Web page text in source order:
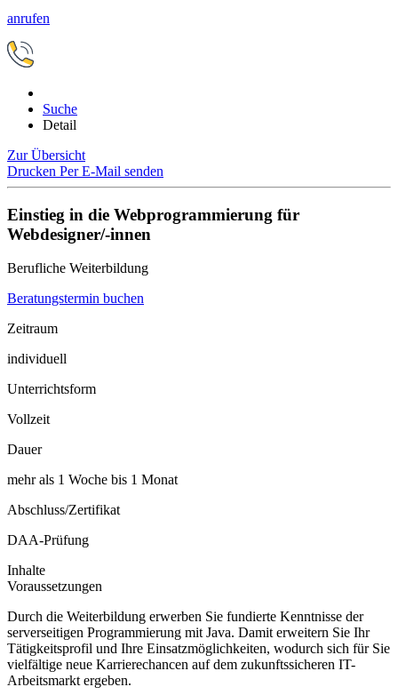
anrufen
Suche
Detail
Zur Übersicht
Drucken Per E-Mail senden
Einstieg in die Webprogrammierung für
Webdesigner/-innen
Berufliche Weiterbildung
Beratungstermin buchen
Zeitraum
individuell
Unterrichtsform
Vollzeit
Dauer
mehr als 1 Woche bis 1 Monat
Abschluss/Zertifikat
DAA-Prüfung
Inhalte
Voraussetzungen
Durch die Weiterbildung erwerben Sie fundierte Kenntnisse der
serverseitigen Programmierung mit Java. Damit erweitern Sie Ihr
Tätigkeitsprofil und Ihre Einsatzmöglichkeiten, wodurch sich für Sie
vielfältige neue Karrierechancen auf dem zukunftssicheren IT-
Arbeitsmarkt ergeben.